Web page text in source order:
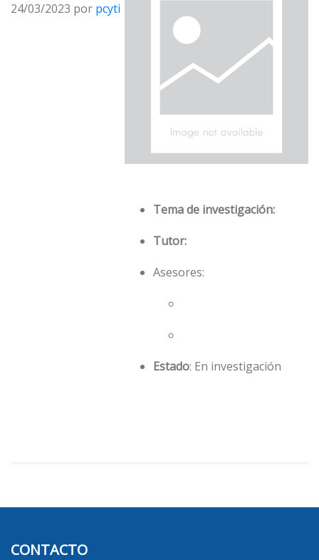
Tema de investigación:
Tutor:
Asesores:
Estado: En investigación
24/03/2023 por pcyti
CONTACTO